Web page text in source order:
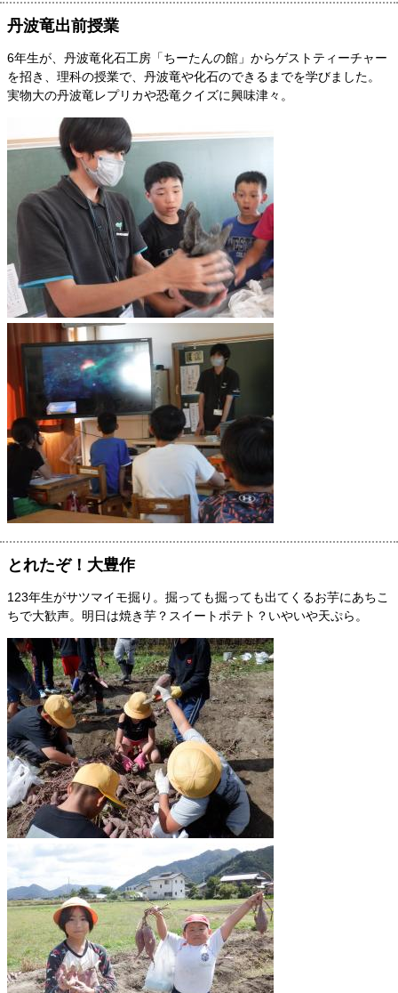
丹波竜出前授業
6年生が、丹波竜化石工房「ちーたんの館」からゲストティーチャー
を招き、理科の授業で、丹波竜や化石のできるまでを学びました。
実物大の丹波竜レプリカや恐竜クイズに興味津々。
とれたぞ！大豊作
123年生がサツマイモ掘り。掘っても掘っても出てくるお芋にあちこ
ちで大歓声。明日は焼き芋？スイートポテト？いやいや天ぷら。